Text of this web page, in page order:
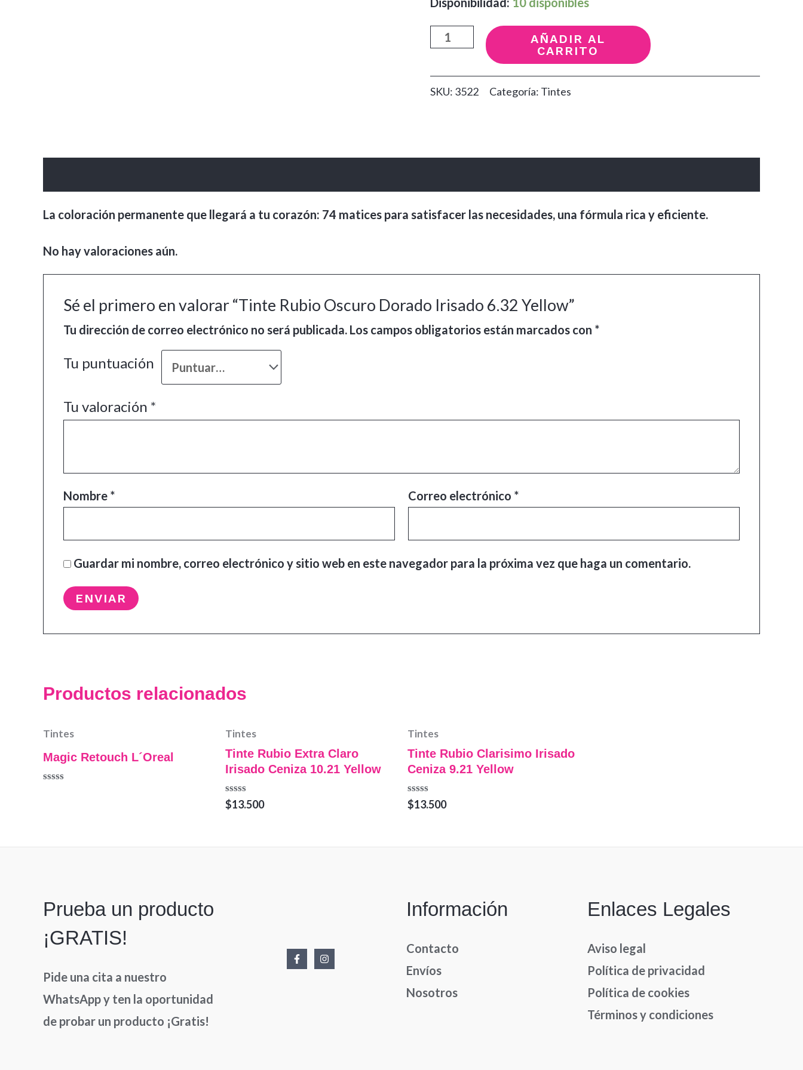
Tinte
Oscuro
cantidad
AÑADIR AL
CARRITO
SKU: 3522 Categoría: Tintes
La coloración permanente que llegará a tu corazón: 74 matices para satisfacer las necesidades, una fórmula rica y eficiente.
No hay valoraciones aún.
Sé el primero en valorar “Tinte Rubio Oscuro Dorado Irisado 6.32 Yellow”
Tu dirección de correo electrónico no será publicada. Los campos obligatorios están marcados con *
Tu puntuación
Tu valoración *
Nombre * Correo electrónico *
Guardar mi nombre, correo electrónico y sitio web en este navegador para la próxima vez que haga un comentario.
Productos relacionados
Tintes
Magic Retouch L´Oreal
Tintes
Tinte Rubio Extra Claro
Irisado Ceniza 10.21 Yellow
Valorado
en
$13.500
Tintes
Tinte Rubio Clarisimo Irisado
Ceniza 9.21 Yellow
Valorado
en
$13.500
Prueba un producto
¡GRATIS!
Pide una cita a nuestro
WhatsApp y ten la oportunidad
de probar un producto ¡Gratis!
Información
Contacto
Envíos
Nosotros
Enlaces Legales
Aviso legal
Política de privacidad
Política de cookies
Términos y condiciones